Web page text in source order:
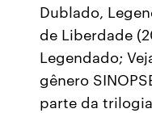
Dublado,
de Liberdade
Legendado;
gênero
parte da